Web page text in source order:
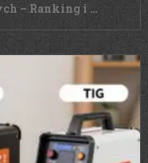
– Ranking i …